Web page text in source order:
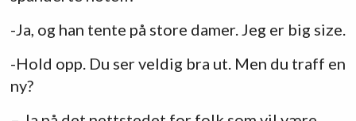
-Ja, og han tente på store damer. Jeg er big size.
-Hold opp. Du ser veldig bra ut. Men du traff en
ny?